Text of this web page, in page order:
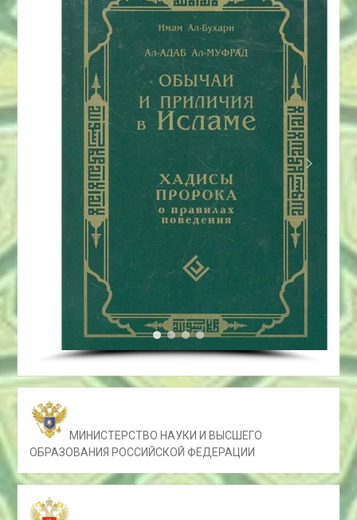
МИНИСТЕРСТВО НАУКИ И ВЫСШЕГО
ОБРАЗОВАНИЯ РОССИЙСКОЙ ФЕДЕРАЦИИ